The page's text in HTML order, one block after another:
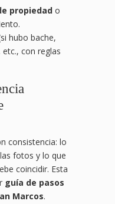
propiedad o
hubo bache,
con reglas
consistencia: lo
fotos y lo que
coincidir. Esta
guía de pasos
Marcos.